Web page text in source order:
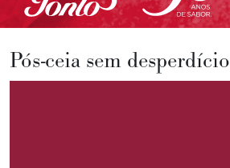
Pós-ceia sem desperdício